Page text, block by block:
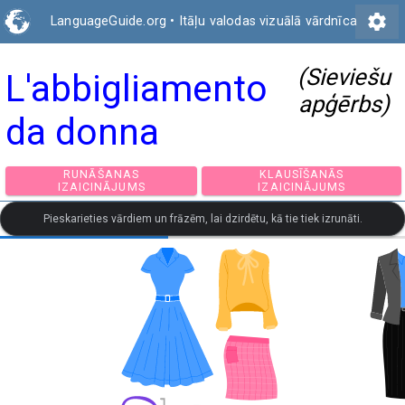
LanguageGuide.org • Itāļu valodas vizuālā vārdnīca settings
L'abbigliamento
da donna
(Sieviešu
apģērbs)
RUNĀŠANAS
IZAICINĀJUMS
KLAUSĪŠANĀS
IZAICINĀJUMS
Pieskarieties vārdiem un frāzēm, lai dzirdētu, kā tie tiek izrunāti.